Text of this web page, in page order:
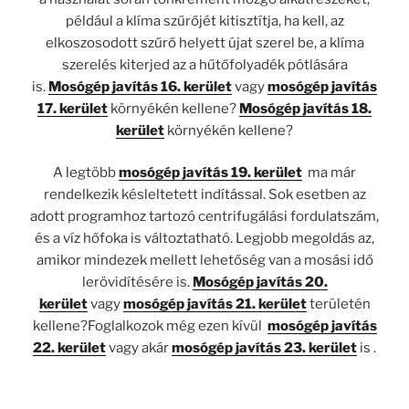
például a klíma szűrőjét kitisztítja, ha kell, az
elkoszosodott szűrő helyett újat szerel be, a klíma
szerelés kiterjed az a hűtőfolyadék pótlására
is. Mosógép javítás 16. kerületvagymosógép javítás
17. kerület környékén kellene? Mosógép javítás 18.
kerület környékén kellene?
A legtöbbmosógép javítás 19. kerület ma már
rendelkezik késleltetett indítással. Sok esetben az
adott programhoz tartozó centrifugálási fordulatszám,
és a víz hőfoka is változtatható. Legjobb megoldás az,
amikor mindezek mellett lehetőség van a mosási idő
lerövidítésére is. Mosógép javítás 20.
kerületvagymosógép javítás 21. kerületterületén
kellene?Foglalkozok még ezen kívül mosógép javítás
22. kerületvagy akármosógép javítás 23. kerület is .